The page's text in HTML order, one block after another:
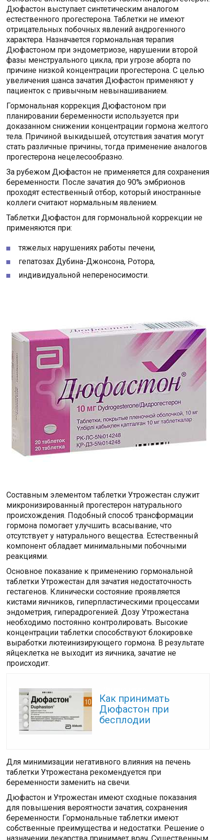
Дюфастон выступает синтетическим аналогом
естественного прогестерона. Таблетки не имеют
отрицательных побочных явлений андрогенного
характера. Назначается гормональная терапия
Дюфастоном при эндометриозе, нарушении второй
фазы менструального цикла, при угрозе аборта по
причине низкой концентрации прогестерона. С целью
увеличения шанса зачатия Дюфастон применяют у
пациенток с привычным невынашиванием.
Гормональная коррекция Дюфастоном при
планировании беременности используется при
доказанном снижении концентрации гормона желтого
тела. Причиной выкидышей, отсутствия зачатия могут
стать различные причины, тогда применение аналогов
прогестерона нецелесообразно.
За рубежом Дюфастон не применяется для сохранения
беременности. После зачатия до 90% эмбрионов
проходят естественный отбор, который иностранные
коллеги считают нормальным явлением.
Таблетки Дюфастон для гормональной коррекции не
применяются при:
тяжелых нарушениях работы печени,
гепатозах Дубина-Джонсона, Ротора,
индивидуальной непереносимости.
Составным элементом таблетки Утрожестан служит
микронизированный прогестерон натурального
происхождения. Подобный способ трансформации
гормона помогает улучшить всасывание, что
отсутствует у натурального вещества. Естественный
компонент обладает минимальными побочными
реакциями.
Основное показание к применению гормональной
таблетки Утрожестан для зачатия недостаточность
гестагенов. Клинически состояние проявляется
кистами яичников, гиперпластическими процессами
эндометрия, гиперадрогенией. Дозу Утрожестана
необходимо постоянно контролировать. Высокие
концентрации таблетки способствуют блокировке
выработки лютеинизирующего гормона. В результате
яйцеклетка не выходит из яичника, зачатие не
происходит.
Как принимать
Дюфастон при
бесплодии
Для минимизации негативного влияния на печень
таблетки Утрожестана рекомендуется при
беременности заменить на свечи.
Дюфастон и Утрожестан имеют сходные показания
для повышения вероятности зачатия, сохранения
беременности. Гормональные таблетки имеют
собственные преимущества и недостатки. Решение о